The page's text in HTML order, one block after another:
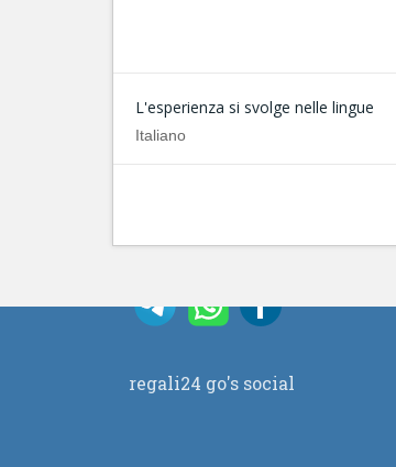
L'esperienza si svolge nelle lingue
Italiano
regali24 go's social